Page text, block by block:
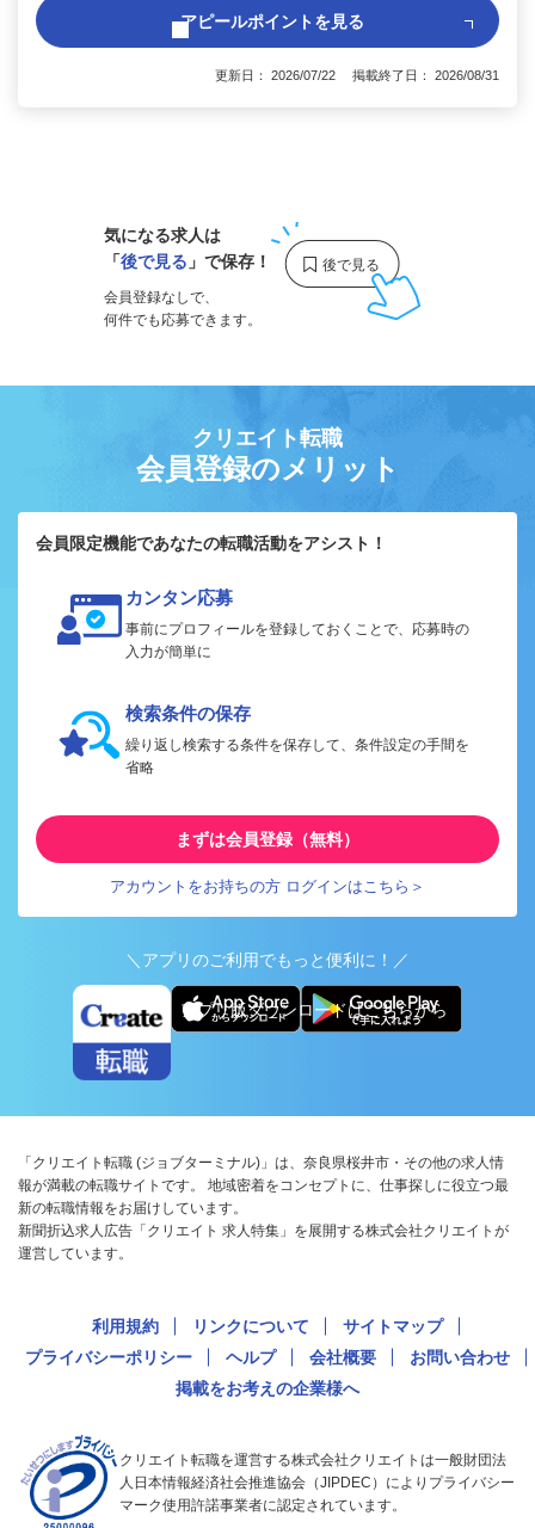
アピールポイントを見る
更新日： 2026/07/22 掲載終了日： 2026/08/31
気になる求人は
「後で見る 」で保存！
会員登録なしで、
何件でも応募できます。
クリエイト転職
会員登録のメリット
会員限定機能であなたの転職活動をアシスト！
カンタン応募
事前にプロフィールを登録しておくことで、応募時の
入力が簡単に
検索条件の保存
繰り返し検索する条件を保存して、条件設定の手間を
省略
まずは会員登録（無料）
アカウントをお持ちの方 ログインはこちら＞
＼アプリのご利用でもっと便利に！／
アプリ版ダウンロードはこちらから
「クリエイト転職 (ジョブターミナル)」は、奈良県桜井市・その他の求人情
報が満載の転職サイトです。 地域密着をコンセプトに、仕事探しに役立つ最
新の転職情報をお届けしています。
新聞折込求人広告「クリエイト 求人特集」を展開する株式会社クリエイトが
運営しています。
利用規約 リンクについて
サイトマップ
プライバシーポリシー
ヘルプ 会社概要
お問い合わせ
掲載をお考えの企業様へ
クリエイト転職を運営する株式会社クリエイトは一般財団法
人日本情報経済社会推進協会（JIPDEC）によりプライバシー
マーク使用許諾事業者に認定されています。